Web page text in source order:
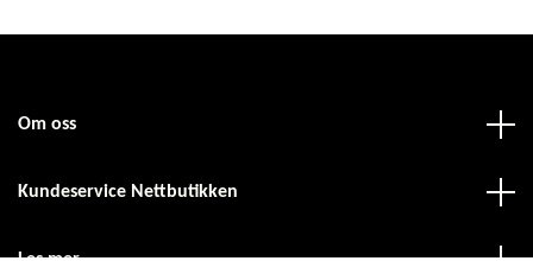
Om oss
Kundeservice Nettbutikken